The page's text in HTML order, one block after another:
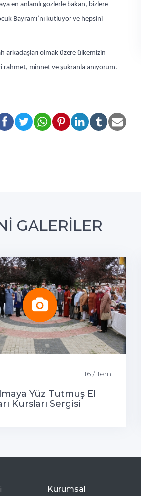
en anlamlı gözlerle bakan, bizlere
Bayramı’nı kutluyor ve hepsini
arkadaşları olmak üzere ülkemizin
rahmet, minnet ve şükranla anıyorum.
GALERİLER
16 / Tem
Yüz Tutmuş El
Kursları Sergisi
Kurumsal